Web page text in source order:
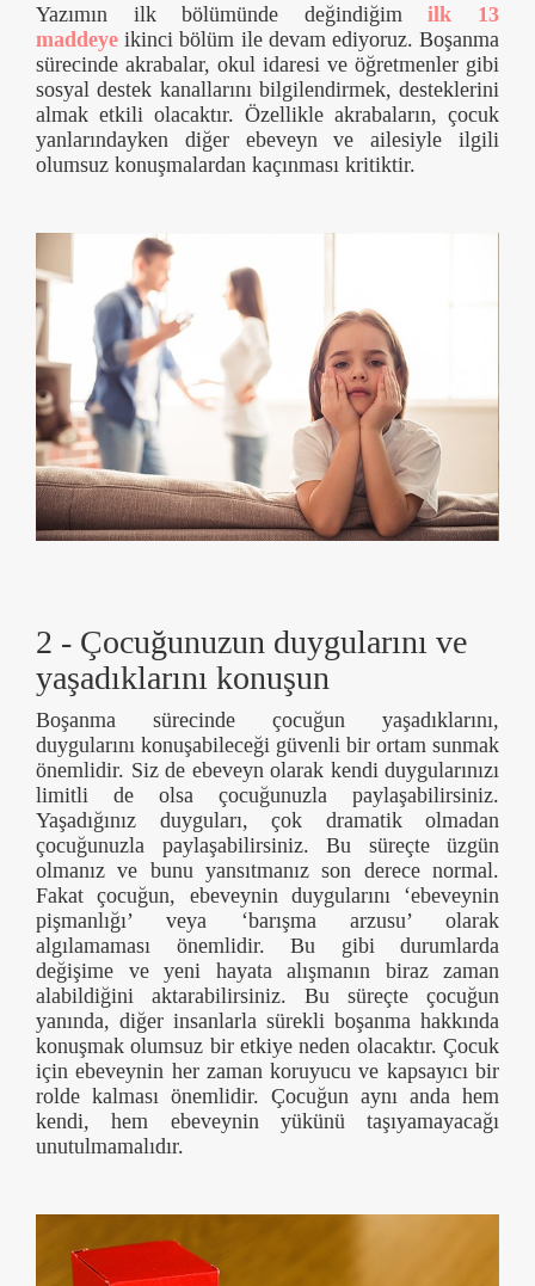
Yazımın ilk bölümünde değindiğimilk 13
maddeye ikinci bölüm ile devam ediyoruz. Boşanma
sürecinde akrabalar, okul idaresi ve öğretmenler gibi
sosyal destek kanallarını bilgilendirmek, desteklerini
almak etkili olacaktır. Özellikle akrabaların, çocuk
yanlarındayken diğer ebeveyn ve ailesiyle ilgili
olumsuz konuşmalardan kaçınması kritiktir.
2 - Çocuğunuzun duygularını ve
yaşadıklarını konuşun
Boşanma sürecinde çocuğun yaşadıklarını,
duygularını konuşabileceği güvenli bir ortam sunmak
önemlidir. Siz de ebeveyn olarak kendi duygularınızı
limitli de olsa çocuğunuzla paylaşabilirsiniz.
Yaşadığınız duyguları, çok dramatik olmadan
çocuğunuzla paylaşabilirsiniz. Bu süreçte üzgün
olmanız ve bunu yansıtmanız son derece normal.
Fakat çocuğun, ebeveynin duygularını ‘ebeveynin
pişmanlığı’ veya ‘barışma arzusu’ olarak
algılamaması önemlidir. Bu gibi durumlarda
değişime ve yeni hayata alışmanın biraz zaman
alabildiğini aktarabilirsiniz. Bu süreçte çocuğun
yanında, diğer insanlarla sürekli boşanma hakkında
konuşmak olumsuz bir etkiye neden olacaktır. Çocuk
için ebeveynin her zaman koruyucu ve kapsayıcı bir
rolde kalması önemlidir. Çocuğun aynı anda hem
kendi, hem ebeveynin yükünü taşıyamayacağı
unutulmamalıdır.